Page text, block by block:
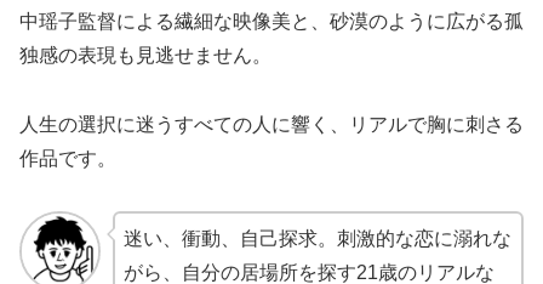
中瑶子監督による繊細な映像美と、砂漠のように広がる孤
独感の表現も見逃せません。
人生の選択に迷うすべての人に響く、リアルで胸に刺さる
作品です。
迷い、衝動、自己探求。刺激的な恋に溺れな
がら、自分の居場所を探す21歳のリアルな